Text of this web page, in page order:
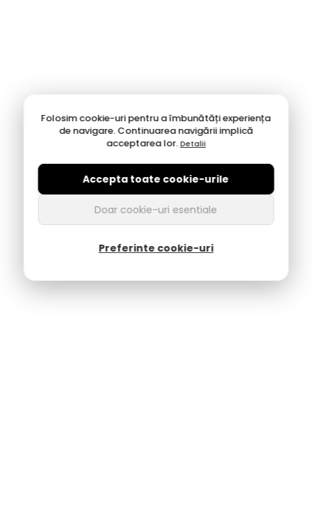
Folosim cookie-uri pentru a îmbunătăți experiența
de navigare. Continuarea navigării implică
acceptarea lor.Detalii
Accepta toate cookie-urile
Doar cookie-uri esentiale
Preferinte cookie-uri